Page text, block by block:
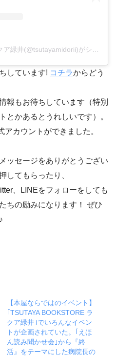
TSUTAYA BOOKSTORE ラクア緑井(@tsutayamidorii)がシェアした投稿
しています! コチラからどう
報もお待ちしています（特別
とかあるとうれしいです）。
カウントができました。
ッセージをありがとうござい
してもらったり、
、LINEをフォローをしても
ちの励みになります！ ぜひ
【本屋ならではのイベント】
｢TSUTAYA BOOKSTORE ラ
クア緑井｣でいろんなイベン
トが企画されていた。｢えほ
ん読み聞かせ会｣から『終
活』をテーマにした病院長の